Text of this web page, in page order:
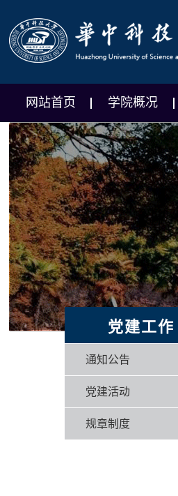
网站首页 学院概况
党建工作
通知公告
党建活动
规章制度